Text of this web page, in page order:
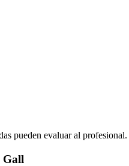
pueden evaluar al profesional.
Gall